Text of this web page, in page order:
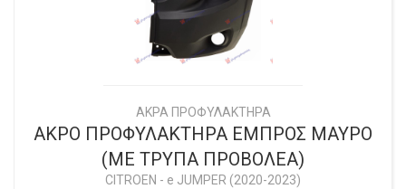
ΑΚΡΑ ΠΡΟΦΥΛΑΚΤΗΡΑ
ΑΚΡΟ ΠΡΟΦΥΛΑΚΤΗΡΑ ΕΜΠΡΟΣ ΜΑΥΡΟ
(ΜΕ ΤΡΥΠΑ ΠΡΟΒΟΛΕΑ)
CITROEN - e JUMPER (2020-2023)